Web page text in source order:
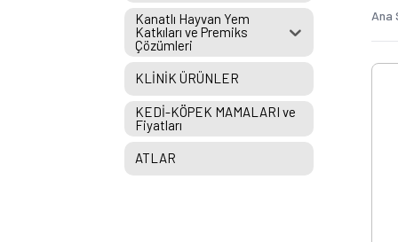
Kanatlı Hayvan Yem
Katkıları ve Premiks
Çözümleri
KLİNİK ÜRÜNLER
KEDİ-KÖPEK MAMALARI ve
Fiyatları
ATLAR
Ana